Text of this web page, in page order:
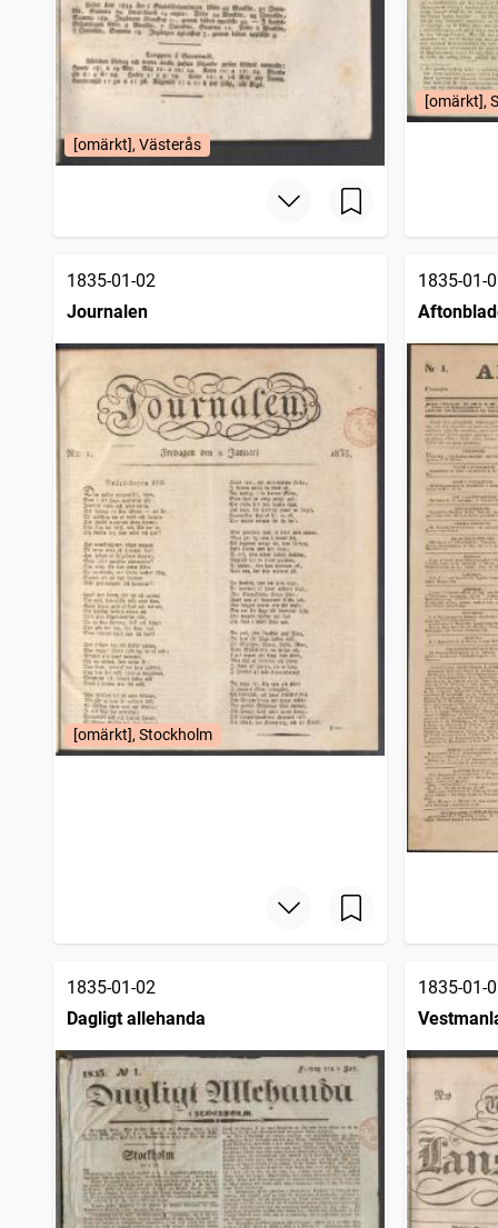
[omärkt], Västerås
[omärkt],
1835-01-02
Journalen
[omärkt], Stockholm
1835-01-
1835-01-02
Dagligt allehanda
1835-01-